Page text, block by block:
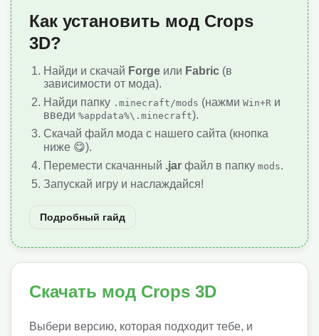
Как установить мод Crops
3D?
Найди и скачай Forge или Fabric (в
зависимости от мода).
Найди папку .minecraft/mods (нажми Win+R и
введи %appdata%\.minecraft).
Скачай файл мода с нашего сайта (кнопка
ниже 😋).
Перемести скачанный .jar файл в папку mods.
Запускай игру и наслаждайся!
Подробный гайд
Скачать мод Crops 3D
Выбери версию, которая подходит тебе, и